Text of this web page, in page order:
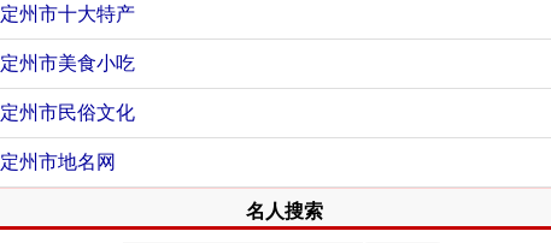
定州市十大特产
定州市美食小吃
定州市民俗文化
定州市地名网
名人搜索